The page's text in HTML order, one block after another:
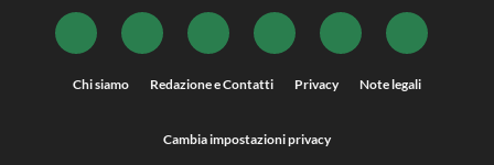
Chi siamo Redazione e Contatti Privacy Note legali
Cambia impostazioni privacy